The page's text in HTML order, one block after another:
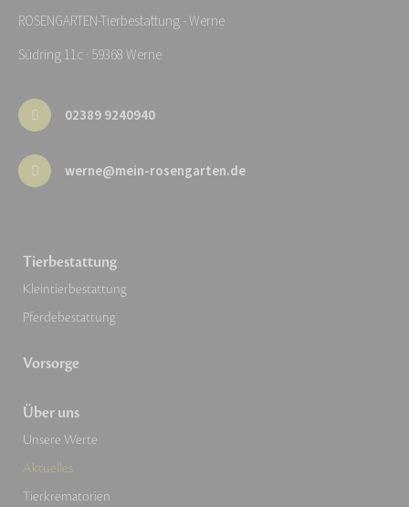
ROSENGARTEN-Tierbestattung - Werne
Südring 11c · 59368 Werne
02389 9240940
werne@mein-rosengarten.de
Tierbestattung
Kleintierbestattung
Pferdebestattung
Vorsorge
Über uns
Unsere Werte
Aktuelles
Tierkrematorien